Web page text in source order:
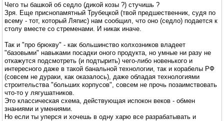
Чего ты башкой об седло (дикой козы ?) стучишь ?
Зря. Еще приснопамятный Трубецкой (твой предшественник, судя по
всему - тот, который Ляпис) нам сообщил, что оно (седло) подается к
столу вместе со стременами. И никак иначе.
Так и "про брюкву" - как большинство колхозников владеет
"базовыми" навыками посадки оного продукта, но умные ни разу не
откажутся подсмотреть (и подтырить) чего-либо новенького и
интересного даже в такой банальной технологии, так и корабелы РФ
(совсем не дураки, как оказалось), даже обладая технологиями
строительства "больших корпусов", совсем не прочь позаимствовать
что-то у лягушатников.
Это классическая схема, действующая испокон веков - обмен
знаниями и умениями.
Но если ты уперся и хочешь в одну харю все разрабатывать и